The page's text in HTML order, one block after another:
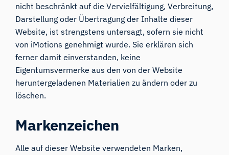
nicht beschränkt auf die Vervielfältigung, Verbreitung,
Darstellung oder Übertragung der Inhalte dieser
Website, ist strengstens untersagt, sofern sie nicht
von iMotions genehmigt wurde. Sie erklären sich
ferner damit einverstanden, keine
Eigentumsvermerke aus den von der Website
heruntergeladenen Materialien zu ändern oder zu
löschen.
Markenzeichen
Alle auf dieser Website verwendeten Marken,